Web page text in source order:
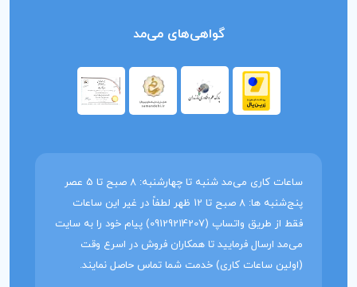
گواهی‌های می‌مد
ساعات کاری می‌مد شنبه تا چهارشنبه: 8 صبح تا 5 عصر
پنج‌شنبه ها: 8 صبح تا 12 ظهر لطفاً در غیر این ساعات
فقط از طریق واتساپ (09129214207) پیام خود را به سایت
می‌مد ارسال فرمایید تا همکاران فروش در اسرع وقت
(اولین ساعات کاری) خدمت شما تماس حاصل نمایند.